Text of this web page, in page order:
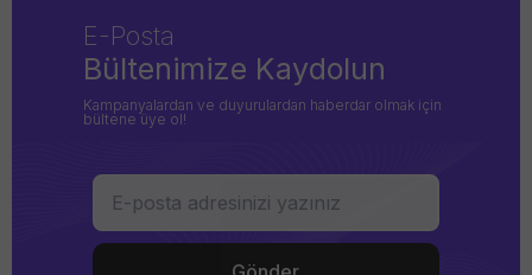
E-Posta
Bültenimize Kaydolun
Kampanyalardan ve duyurulardan haberdar olmak için
bültene üye ol!